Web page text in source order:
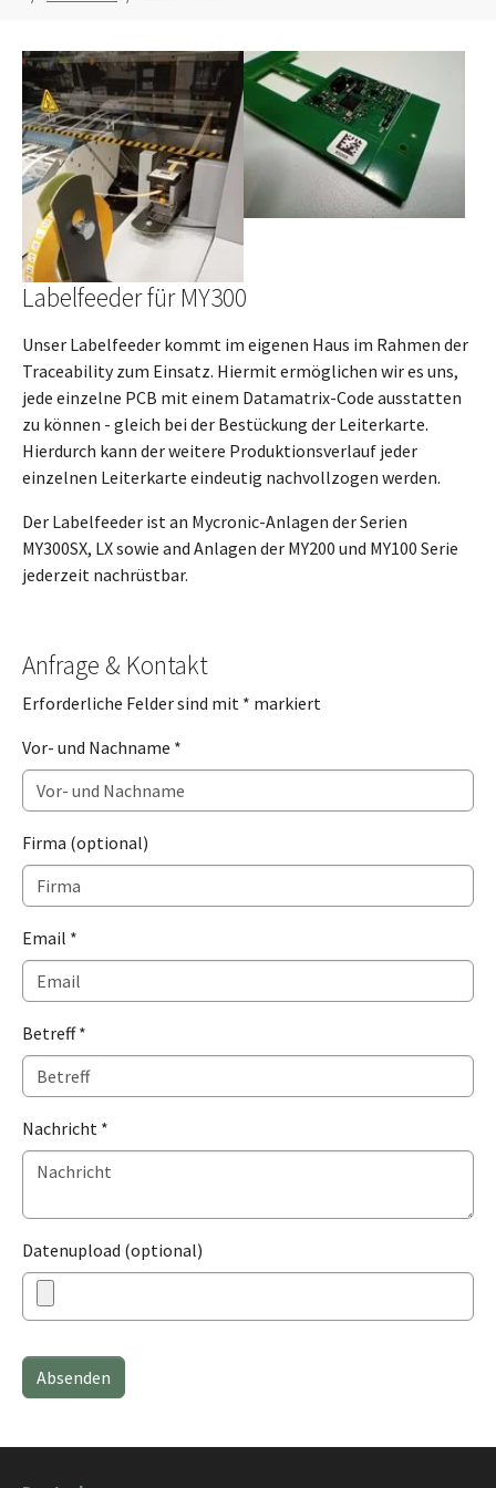
Labelfeeder für MY300
Unser Labelfeeder kommt im eigenen Haus im Rahmen der
Traceability zum Einsatz. Hiermit ermöglichen wir es uns,
jede einzelne PCB mit einem Datamatrix-Code ausstatten
zu können - gleich bei der Bestückung der Leiterkarte.
Hierdurch kann der weitere Produktionsverlauf jeder
einzelnen Leiterkarte eindeutig nachvollzogen werden.
Der Labelfeeder ist an Mycronic-Anlagen der Serien
MY300SX, LX sowie and Anlagen der MY200 und MY100 Serie
jederzeit nachrüstbar.
Anfrage & Kontakt
Erforderliche Felder sind mit * markiert
Vor- und Nachname *
Firma (optional)
Email *
Betreff*
Nachricht *
Datenupload (optional)
Absenden